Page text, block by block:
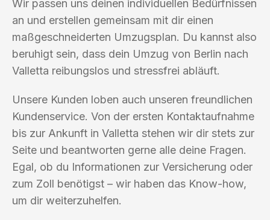
Wir passen uns deinen individuellen Bedürfnissen
an und erstellen gemeinsam mit dir einen
maßgeschneiderten Umzugsplan. Du kannst also
beruhigt sein, dass dein Umzug von Berlin nach
Valletta reibungslos und stressfrei abläuft.
Unsere Kunden loben auch unseren freundlichen
Kundenservice. Von der ersten Kontaktaufnahme
bis zur Ankunft in Valletta stehen wir dir stets zur
Seite und beantworten gerne alle deine Fragen.
Egal, ob du Informationen zur Versicherung oder
zum Zoll benötigst – wir haben das Know-how,
um dir weiterzuhelfen.